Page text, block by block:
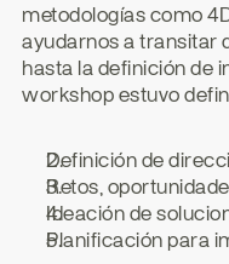
metodologías como
ayudarnos a transitar
hasta la definición de
workshop estuvo
Definición de
Retos,
Ideación de
Planificación para